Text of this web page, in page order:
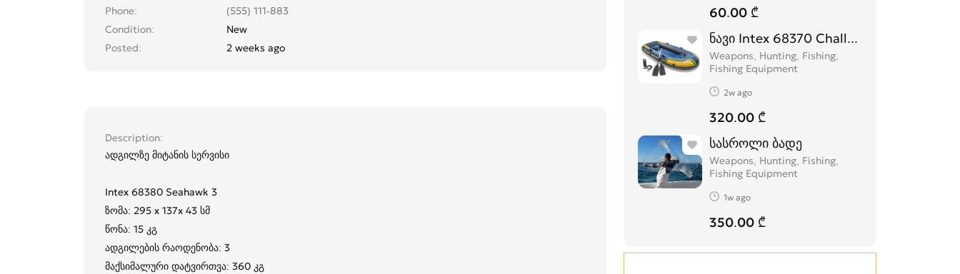
60.00 ₾
ნავი Intex 68370 Challenger 3
Weapons, Hunting, Fishing,
Fishing Equipment
2w ago
320.00 ₾
სასროლი ბადე
Weapons, Hunting, Fishing,
Fishing Equipment
1w ago
350.00 ₾
Phone
(555) 111-883
Condition
New
Posted
2 weeks ago
Description
ადგილზე მიტანის სერვისი
Intex 68380 Seahawk 3
ზომა: 295 x 137x 43 სმ
წონა: 15 კგ
ადგილების რაოდენობა: 3
მაქსიმალური დატვირთვა: 360 კგ